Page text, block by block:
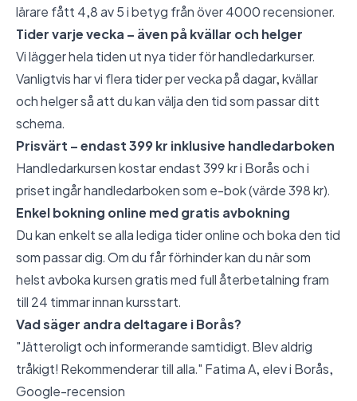
lärare fått 4,8 av 5 i betyg från över 4000 recensioner.
Tider varje vecka – även på kvällar och helger
Vi lägger hela tiden ut nya tider för handledarkurser.
Vanligtvis har vi flera tider per vecka på dagar, kvällar
och helger så att du kan välja den tid som passar ditt
schema.
Prisvärt – endast 399 kr inklusive handledarboken
Handledarkursen kostar endast 399 kr i Borås och i
priset ingår handledarboken som e-bok (värde 398 kr).
Enkel bokning online med gratis avbokning
Du kan enkelt se alla lediga tider online och boka den tid
som passar dig. Om du får förhinder kan du när som
helst avboka kursen gratis med full återbetalning fram
till 24 timmar innan kursstart.
Vad säger andra deltagare i Borås?
"Jätteroligt och informerande samtidigt. Blev aldrig
tråkigt! Rekommenderar till alla." Fatima A, elev i Borås,
Google-recension